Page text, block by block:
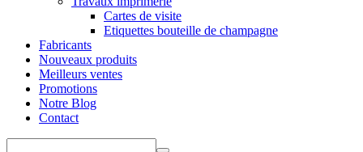
Cartes de visite
Etiquettes bouteille de champagne
Fabricants
Nouveaux produits
Meilleurs ventes
Promotions
Notre Blog
Contact